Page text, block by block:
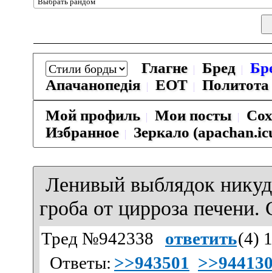
Глагне Бред
Апачанопедiя
ЕОТ
Политота
Мой профиль
Мои посты
Избранное
Зеркало
Ленивый выблядок
гроба от цирроза
Тред №942338 ответить(4)
Ответы: >>943501